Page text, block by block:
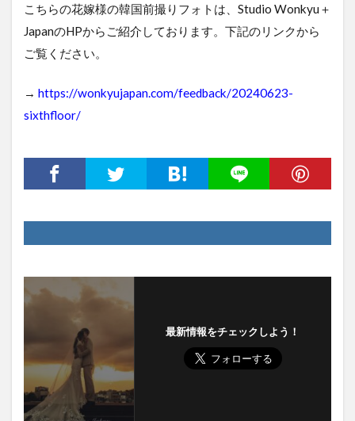
こちらの花嫁様の韓国前撮りフォトは、Studio Wonkyu＋
JapanのHPからご紹介しております。下記のリンクから
ご覧ください。
→ https://wonkyujapan.com/feedback/20240623-
sixthfloor/
最新情報をチェックしよう！